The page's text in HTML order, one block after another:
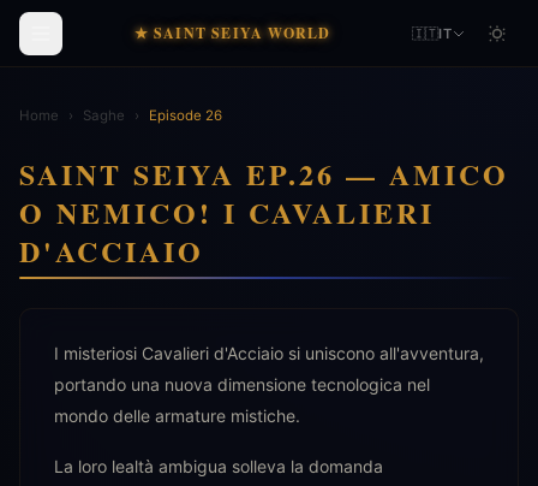
★ SAINT SEIYA WORLD 🇮🇹IT
Home › Saghe › Episode 26
SAINT SEIYA EP.26 — AMICO
O NEMICO! I CAVALIERI
D'ACCIAIO
I misteriosi Cavalieri d'Acciaio si uniscono all'avventura,
portando una nuova dimensione tecnologica nel
mondo delle armature mistiche.
La loro lealtà ambigua solleva la domanda